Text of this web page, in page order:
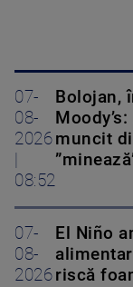
07-
08-
2026
08:52
Bolojan,
muncit
07-
08-
2026
El Niño
riscă